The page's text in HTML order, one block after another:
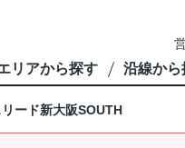
リアから探す 沿線から
ード新大阪SOUTH